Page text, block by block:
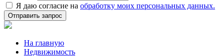
Я даю согласие на обработку моих персональных данных.
Отправить запрос
На главную
Недвижимость